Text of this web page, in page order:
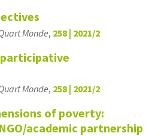
Monde, 258 | 2021/2
participative
Monde, 258 | 2021/2
of poverty:
academic partnership